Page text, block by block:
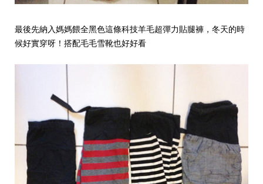
最後先納入媽媽餵全黑色這條科技羊毛超彈力貼腿褲，冬天的時
候好實穿呀！搭配毛毛雪靴也好好看